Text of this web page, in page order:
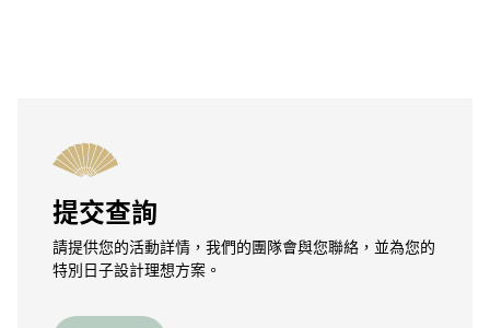
提交查詢
請提供您的活動詳情，我們的團隊會與您聯絡，並為您的
特別日子設計理想方案。